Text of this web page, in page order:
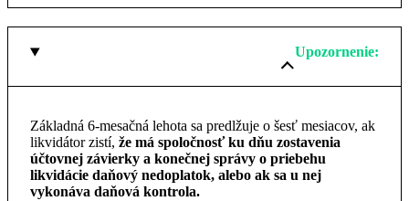
Upozornenie:
Základná 6-mesačná lehota sa predlžuje o šesť mesiacov, ak
likvidátor zistí, že má spoločnosť ku dňu zostavenia
účtovnej závierky a konečnej správy o priebehu
likvidácie daňový nedoplatok, alebo ak sa u nej
vykonáva daňová kontrola.